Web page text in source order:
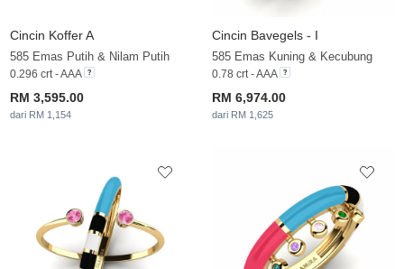
Cincin Koffer A
585 Emas Putih & Nilam Putih
0.296 crt - AAA
RM 3,595.00
dari RM 1,154
Cincin Bavegels - I
585 Emas Kuning & Kecubung
0.78 crt - AAA
RM 6,974.00
dari RM 1,625